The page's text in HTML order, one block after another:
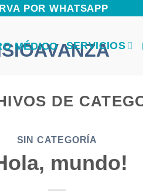
POR WHATSAPP
MÉDICO SERVICIOS
DE
SIN CATEGORÍA
mundo!